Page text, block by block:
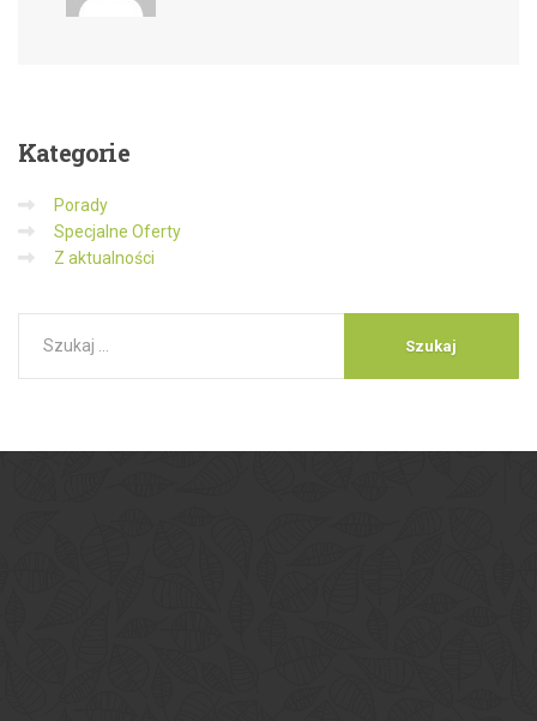
Kategorie
Porady
Specjalne Oferty
Z aktualności